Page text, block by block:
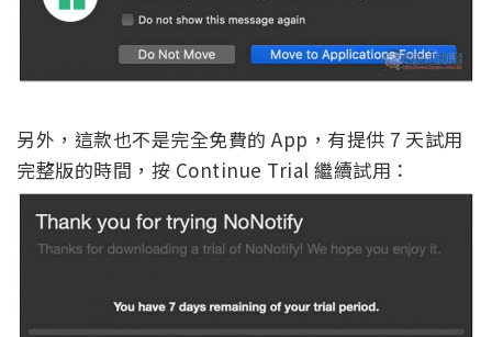
另外，這款也不是完全免費的 App，有提供 7 天試用
完整版的時間，按 Continue Trial 繼續試用：